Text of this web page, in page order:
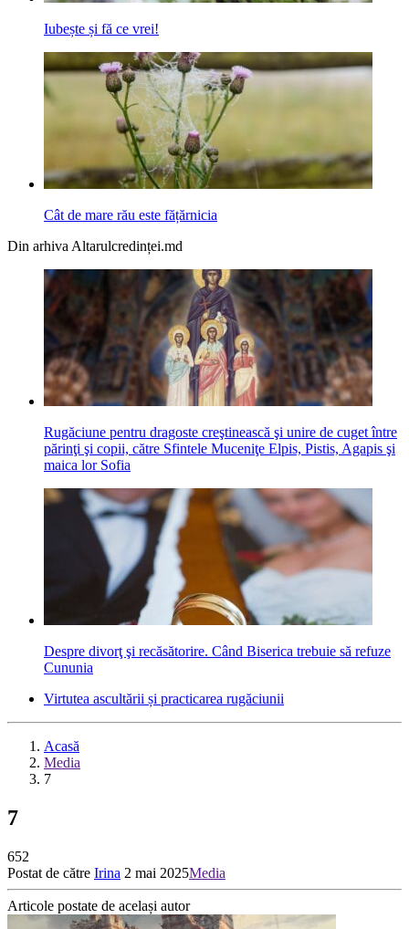
Iubește și fă ce vrei!
Cât de mare rău este fățărnicia
Din arhiva Altarulcredinței.md
Rugăciune pentru dragoste creştinească şi unire de cuget între
părinţi şi copii, către Sfintele Muceniţe Elpis, Pistis, Agapis şi
maica lor Sofia
Despre divorţ şi recăsătorire. Când Biserica trebuie să refuze
Cununia
Virtutea ascultării și practicarea rugăciunii
Acasă
Media
7
7
652
Postat de către Irina 2 mai 2025Media
Articole postate de același autor